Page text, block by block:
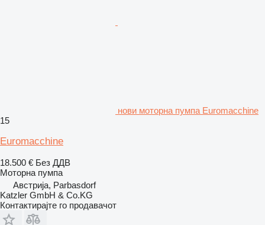
нови моторна пумпа Euromacchine
15
Euromacchine
18.500 € Без ДДВ
Моторна пумпа
Австрија, Parbasdorf
Katzler GmbH & Co.KG
Контактирајте го продавачот